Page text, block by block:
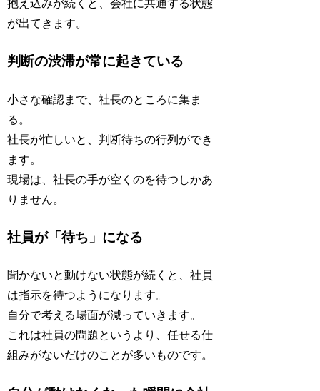
抱え込みが続くと、会社に共通する状態
が出てきます。
判断の渋滞が常に起きている
小さな確認まで、社長のところに集ま
る。
社長が忙しいと、判断待ちの行列ができ
ます。
現場は、社長の手が空くのを待つしかあ
りません。
社員が「待ち」になる
聞かないと動けない状態が続くと、社員
は指示を待つようになります。
自分で考える場面が減っていきます。
これは社員の問題というより、任せる仕
組みがないだけのことが多いものです。